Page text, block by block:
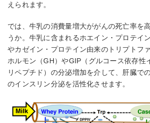
えられます。
では、牛乳の消費量増大ががんの死亡率を
うか。牛乳に含まれるホエイン・プロテイ
やカゼイン・プロテイン由来のトリプトフ
ホルモン（GH）やGIP（グルコース依存性
リペプチド）の分泌増加を介して、肝臓で
のインスリン分泌を活性化させます。